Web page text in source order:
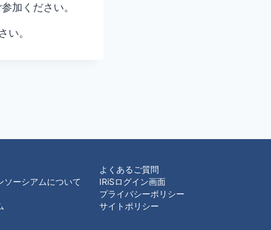
ください。
。
ソーシアムについて
よくあるご質問
IRiSログイン画面
プライバシーポリシー
サイトポリシー